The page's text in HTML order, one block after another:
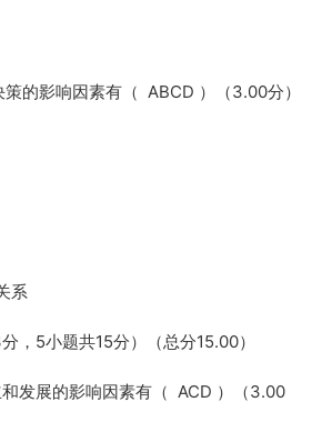
的影响因素有（ ABCD ）（3.00分）
系
，5小题共15分）（总分15.00）
发展的影响因素有（ ACD ）（3.00